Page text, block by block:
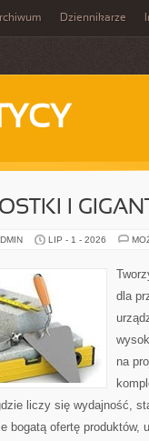
Dziennikarze
I
LIP - 1 - 2026
dla
na
liczy się wydajność,
bogatą ofertę produktów,